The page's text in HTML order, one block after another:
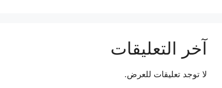
آخر التعليقات
لا توجد تعليقات للعرض.